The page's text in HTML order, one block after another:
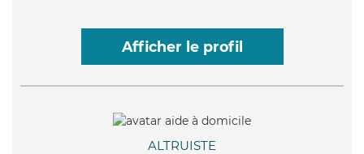
Afficher le profil
ALTRUISTE